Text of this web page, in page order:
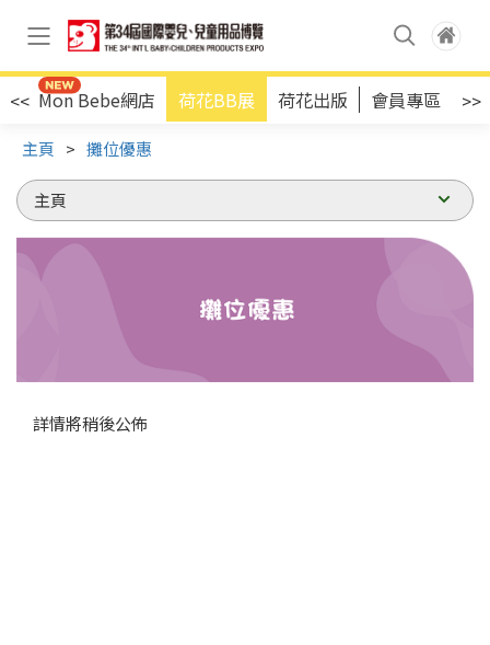
<< Mon Bebe網店 荷花BB展 荷花出版 會員專區 >>
主頁 > 攤位優惠
詳情將稍後公佈